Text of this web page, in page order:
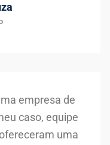
empresa de
caso, equipe
uma